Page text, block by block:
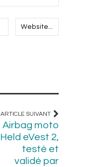
ARTICLE SUIVANT
Airbag moto
Held eVest 2,
testé et
validé par